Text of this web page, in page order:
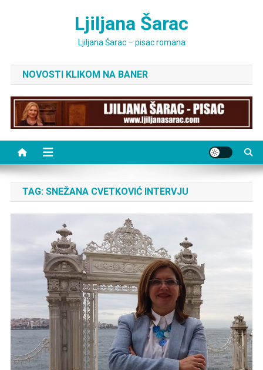
Ljiljana Šarac
Ljiljana Šarac – pisac romana
NOVOSTI KLIKOM NA BANER
TAG: SNEŽANA CVETKOVIĆ INTERVJU